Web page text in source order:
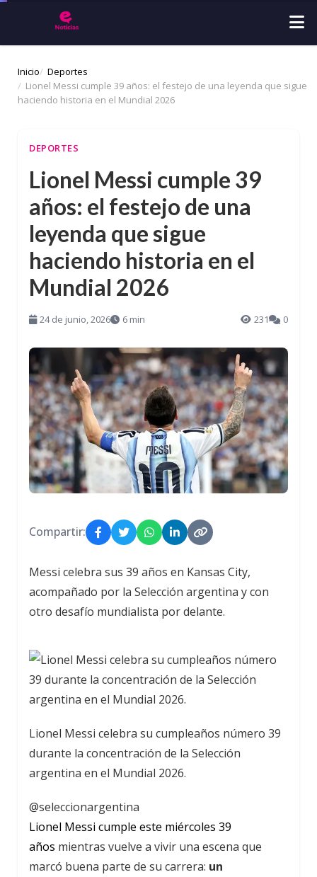
Inicio
Deportes
Lionel Messi cumple 39 años: el festejo de una leyenda que sigue
haciendo historia en el Mundial 2026
DEPORTES
Lionel Messi cumple 39
años: el festejo de una
leyenda que sigue
haciendo historia en el
Mundial 2026
24 de junio, 2026 6 min 231 0
Compartir:
Messi celebra sus 39 años en Kansas City,
acompañado por la Selección argentina y con
otro desafío mundialista por delante.
Lionel Messi celebra su cumpleaños número 39
durante la concentración de la Selección
argentina en el Mundial 2026.
@seleccionargentina
Lionel Messi cumple este miércoles 39
años mientras vuelve a vivir una escena que
marcó buena parte de su carrera: un